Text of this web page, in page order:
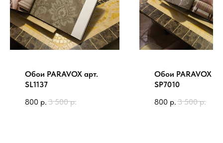
Обои PARAVOX арт.
SL1137
800 р. 3 500 р.
Обои PARAVOX
SP7010
800 р. 3 500 р.